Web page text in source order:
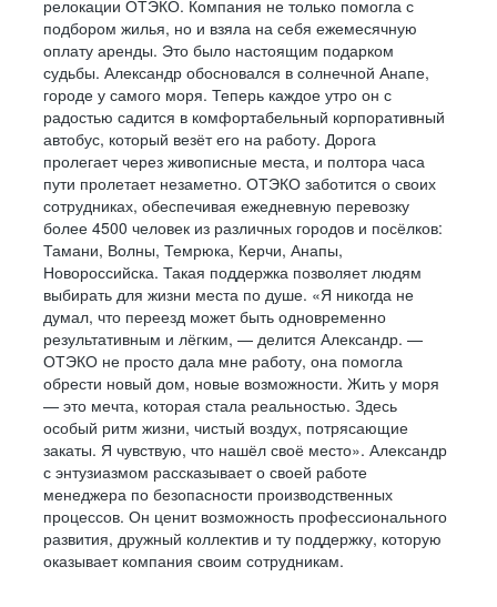
релокации ОТЭКО. Компания не только помогла с
подбором жилья, но и взяла на себя ежемесячную
оплату аренды. Это было настоящим подарком
судьбы. Александр обосновался в солнечной Анапе,
городе у самого моря. Теперь каждое утро он с
радостью садится в комфортабельный корпоративный
автобус, который везёт его на работу. Дорога
пролегает через живописные места, и полтора часа
пути пролетает незаметно. ОТЭКО заботится о своих
сотрудниках, обеспечивая ежедневную перевозку
более 4500 человек из различных городов и посёлков:
Тамани, Волны, Темрюка, Керчи, Анапы,
Новороссийска. Такая поддержка позволяет людям
выбирать для жизни места по душе. «Я никогда не
думал, что переезд может быть одновременно
результативным и лёгким, — делится Александр. —
ОТЭКО не просто дала мне работу, она помогла
обрести новый дом, новые возможности. Жить у моря
— это мечта, которая стала реальностью. Здесь
особый ритм жизни, чистый воздух, потрясающие
закаты. Я чувствую, что нашёл своё место». Александр
с энтузиазмом рассказывает о своей работе
менеджера по безопасности производственных
процессов. Он ценит возможность профессионального
развития, дружный коллектив и ту поддержку, которую
оказывает компания своим сотрудникам.